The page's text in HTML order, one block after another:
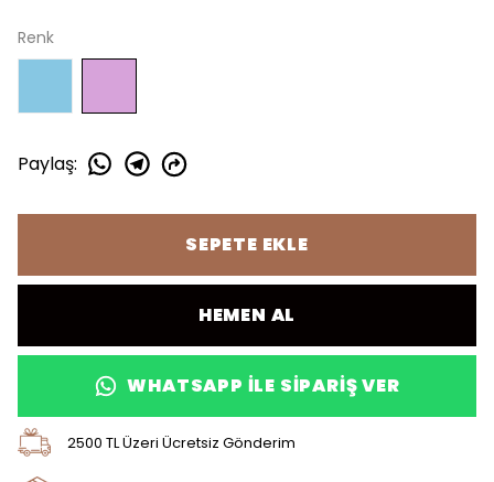
Renk
Paylaş:
SEPETE EKLE
HEMEN AL
WHATSAPP ILE SIPARIŞ VER
2500 TL Üzeri Ücretsiz Gönderim